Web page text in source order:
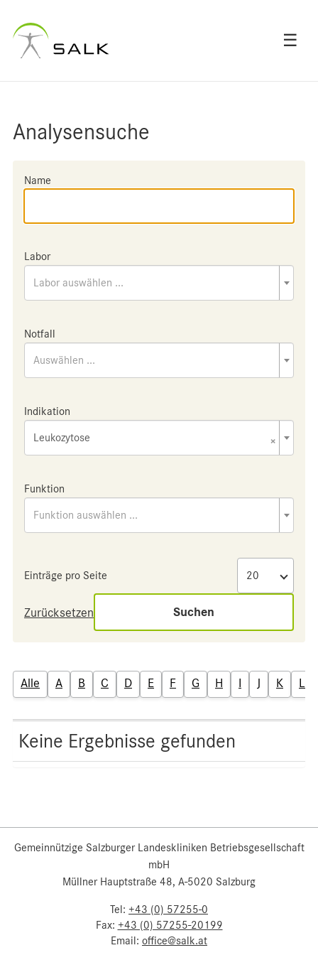
☰
Analysensuche
Name
Labor
Labor auswählen ...
Notfall
Auswählen ...
Indikation
×
Leukozytose
Funktion
Funktion auswählen ...
Einträge pro Seite
Zurücksetzen Suchen
Alle A B C D E F G H I J K L
Keine Ergebnisse gefunden
Gemeinnützige Salzburger Landeskliniken Betriebsgesellschaft
mbH
Müllner Hauptstraße 48, A-5020 Salzburg
Tel: +43 (0) 57255-0
Fax: +43 (0) 57255-20199
Email: office@salk.at